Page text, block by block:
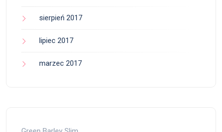
sierpień 2017
lipiec 2017
marzec 2017